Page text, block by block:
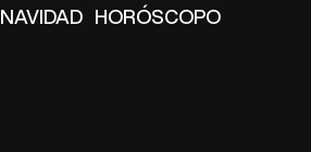
NAVIDAD HORÓSCOPO